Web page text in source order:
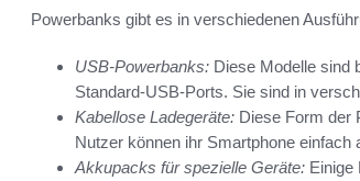
Powerbanks gibt es in verschiedenen
USB-Powerbanks: Diese Modelle sind
Standard-USB-Ports. Sie sind in
Kabellose Ladegeräte: Diese Form der
Nutzer können ihr Smartphone einfach
Akkupacks für spezielle Geräte: Einige